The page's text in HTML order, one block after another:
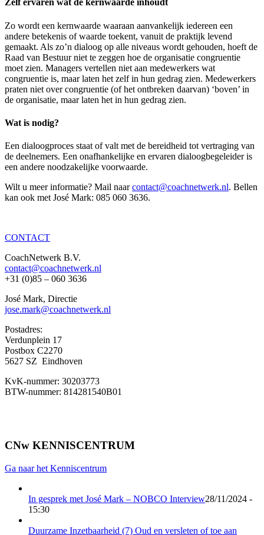
Zelf ervaren wat de kernwaarde inhoudt
Zo wordt een kernwaarde waaraan aanvankelijk iedereen een
andere betekenis of waarde toekent, vanuit de praktijk levend
gemaakt. Als zo’n dialoog op alle niveaus wordt gehouden, hoeft de
Raad van Bestuur niet te zeggen hoe de organisatie congruentie
moet zien. Managers vertellen niet aan medewerkers wat
congruentie is, maar laten het zelf in hun gedrag zien. Medewerkers
praten niet over congruentie (of het ontbreken daarvan) ‘boven’ in
de organisatie, maar laten het in hun gedrag zien.
Wat is nodig?
Een dialoogproces staat of valt met de bereidheid tot vertraging van
de deelnemers. Een onafhankelijke en ervaren dialoogbegeleider is
een andere noodzakelijke voorwaarde.
Wilt u meer informatie? Mail naarcontact@coachnetwerk.nl. Bellen
kan ook met José Mark: 085 060 3636.
CONTACT
CoachNetwerk B.V.
contact@coachnetwerk.nl
+31 (0)85 – 060 3636
José Mark, Directie
jose.mark@coachnetwerk.nl
Postadres:
Verdunplein 17
Postbox C2270
5627 SZ Eindhoven
KvK-nummer: 30203773
BTW-nummer: 814281540B01
CNw KENNISCENTRUM
Ga naar het Kenniscentrum
In gesprek met José Mark – NOBCO Interview28/11/2024 -
15:30
Duurzame Inzetbaarheid (7) Oud en versleten of toe aan